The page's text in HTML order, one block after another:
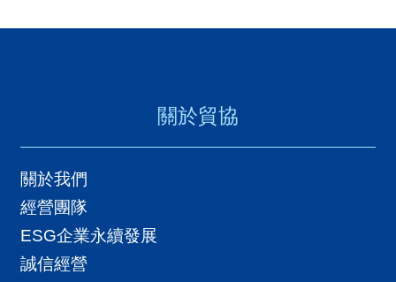
關於貿協
關於我們
經營團隊
ESG企業永續發展
誠信經營